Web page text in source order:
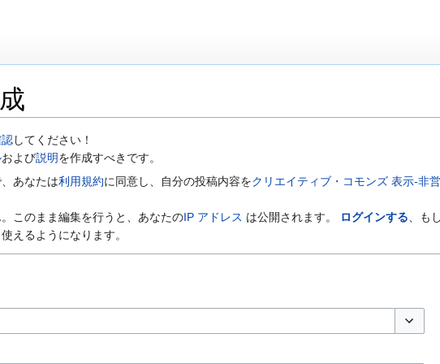
してください！
および説明を作成すべきです。
あなたは利用規約に同意し、自分の投稿内容をクリエイティブ・コモンズ 表示-非
このまま編集を行うと、あなたのIP アドレス は公開されます。 ログインする、も
えるようになります。